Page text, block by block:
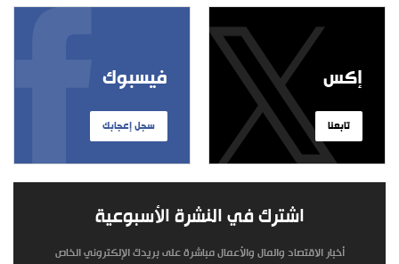
فيسبوك
سجل إعجابك
إكس
تابعنا
اشترك في النشرة الأسبوعية
أخبار الاقتصاد والمال والأعمال مباشرة على بريدك الإلكتروني الخاص